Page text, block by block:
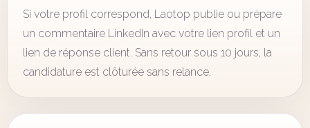
Si votre profil correspond, Laotop publie ou prépare
un commentaire LinkedIn avec votre lien profil et un
lien de réponse client. Sans retour sous 10 jours, la
candidature est clôturée sans relance.